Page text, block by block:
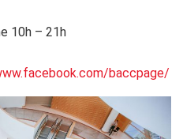
10h – 21h
baccpage/